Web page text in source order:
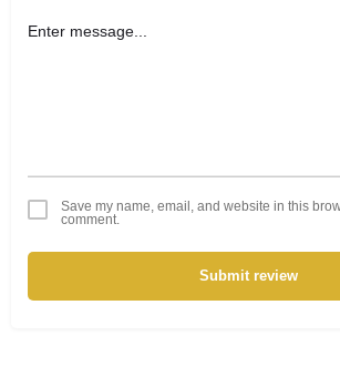
Save my name, email, and website in this
comment.
Submit review